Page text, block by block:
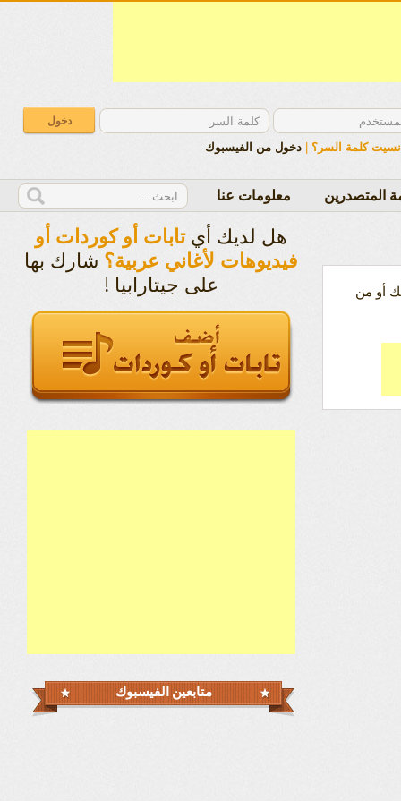
نسيت كلمة السر؟ دخول من الفيسبوك
المتصدرين معلومات عنا
أو من
هل لديك أيتابات أو كوردات أو
فيديوهات لأغاني عربية؟ شارك بها
على جيتارابيا !
متابعين الفيسبوك